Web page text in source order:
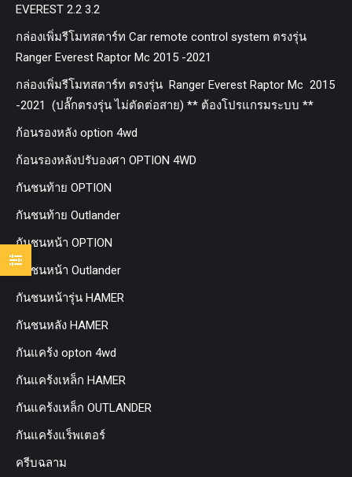
EVEREST 2.2 3.2
กล่องเพิ่มรีโมทสตาร์ท Car remote control system ตรงรุ่น
Ranger Everest Raptor Mc 2015 -2021
กล่องเพิ่มรีโมทสตาร์ท ตรงรุ่น Ranger Everest Raptor Mc 2015
-2021 (ปลั๊กตรงรุ่น ไม่ตัดต่อสาย) ** ต้องโปรแกรมระบบ **
ก้อนรองหลัง option 4wd
ก้อนรองหลังปรับองศา OPTION 4WD
กันชนท้าย OPTION
กันชนท้าย Outlander
กันชนหน้า OPTION
กันชนหน้า Outlander
กันชนหน้ารุ่น HAMER
กันชนหลัง HAMER
กันแคร้ง opton 4wd
กันแคร้งเหล็ก HAMER
กันแคร้งเหล็ก OUTLANDER
กันแคร้งแร็พเตอร์
ครีบฉลาม